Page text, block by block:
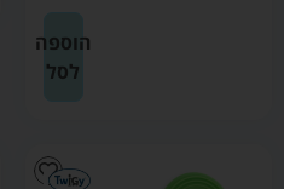
הוספה
לסל